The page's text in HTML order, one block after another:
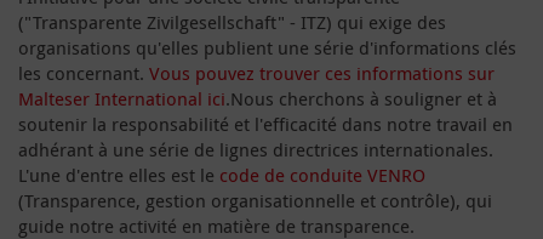
("Transparente Zivilgesellschaft" - ITZ) qui exige des
organisations qu'elles publient une série d'informations clés
les concernant. Vous pouvez trouver ces informations sur
Malteser International ici.Nous cherchons à souligner et à
soutenir la responsabilité et l'efficacité dans notre travail en
adhérant à une série de lignes directrices internationales.
L'une d'entre elles est le code de conduite VENRO
(Transparence, gestion organisationnelle et contrôle), qui
guide notre activité en matière de transparence.